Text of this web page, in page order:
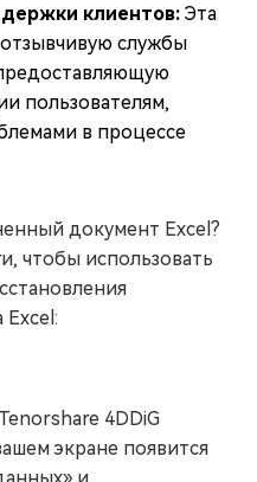
клиентов: Эта
службы
пользователям,
в процессе
документ Excel?
чтобы использовать
4DDiG
экране появится